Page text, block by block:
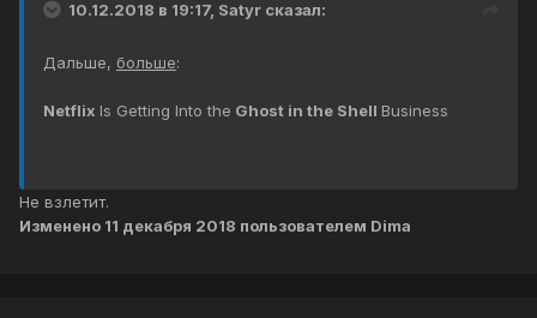
10.12.2018 в 19:17, Satyr сказал:
Дальше, больше:
Netflix Is Getting Into the Ghost in the Shell Business
Не взлетит.
Изменено 11 декабря 2018 пользователем Dima